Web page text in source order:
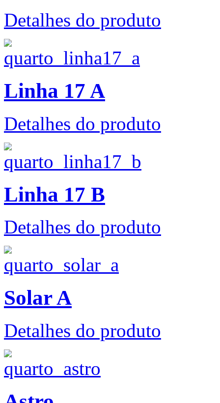
Detalhes do produto
Linha 17 A
Detalhes do produto
Linha 17 B
Detalhes do produto
Solar A
Detalhes do produto